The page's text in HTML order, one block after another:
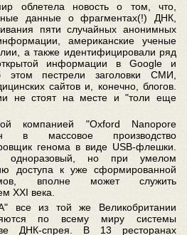
облетела новость о том, что,
данные о фрагментах(!) ДНК,
пяти случайных анонимных
американские ученые
а также идентифицировали ряд
информации в Google и
этом пестрели заголовки СМИ,
сайтов и, конечно, блогов.
не стоят на месте и "толи еще
компанией "Oxford Nanopore
в массовое производство
генома в виде USB-флешки.
но при умелом
доступа к уже сформированной
вполне может служить
XXI века.
все из той же Великобритании
по всему миру системы
ДНК-спрея. В 13 ресторанах